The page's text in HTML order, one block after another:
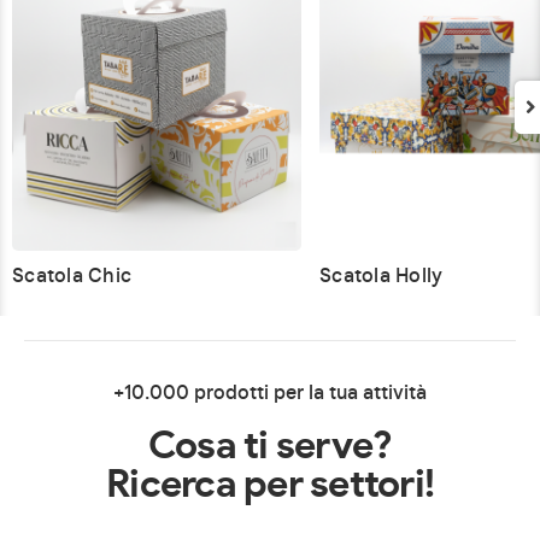
Scatola Chic Scatola Holly
+10.000 prodotti per la tua attività
Cosa ti serve?
Ricerca per settori!